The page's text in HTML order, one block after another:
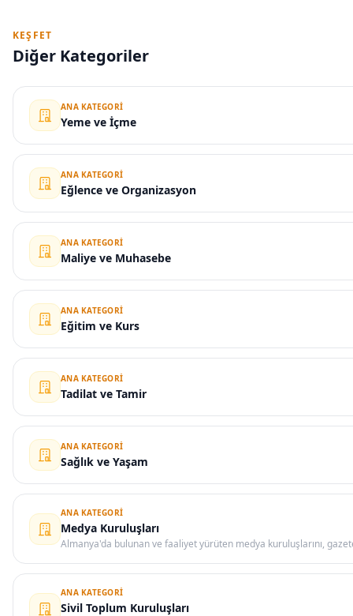
KEŞFET
Diğer Kategoriler
ANA KATEGORI
Yeme ve İçme
ANA KATEGORI
Eğlence ve Organizasyon
ANA KATEGORI
Maliye ve Muhasebe
ANA KATEGORI
Eğitim ve Kurs
ANA KATEGORI
Tadilat ve Tamir
ANA KATEGORI
Sağlık ve Yaşam
ANA KATEGORI
Medya Kuruluşları
Almanya'da bulunan ve faaliyet yürüten medya kuruluşlarını,
ANA KATEGORI
Sivil Toplum Kuruluşları